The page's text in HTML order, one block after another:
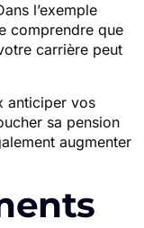
l’exemple
comprendre que
carrière peut
anticiper vos
sa pension
augmenter